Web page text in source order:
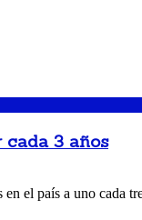
cada 3 años
el país a uno cada